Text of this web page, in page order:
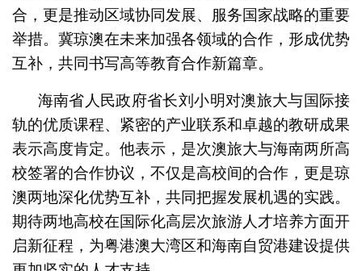
合，更是推动区域协同发展、服务国家战略的重要
举措。冀琼澳在未来加强各领域的合作，形成优势
互补，共同书写高等教育合作新篇章。
海南省人民政府省长刘小明对澳旅大与国际接
轨的优质课程、紧密的产业联系和卓越的教研成果
表示高度肯定。他表示，是次澳旅大与海南两所高
校签署的合作协议，不仅是高校间的合作，更是琼
澳两地深化优势互补，共同把握发展机遇的实践。
期待两地高校在国际化高层次旅游人才培养方面开
启新征程，为粤港澳大湾区和海南自贸港建设提供